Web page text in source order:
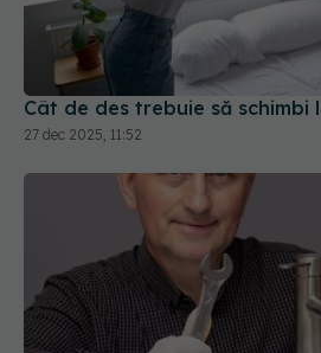
Cât de des trebuie să schimbi
27 dec 2025, 11:52